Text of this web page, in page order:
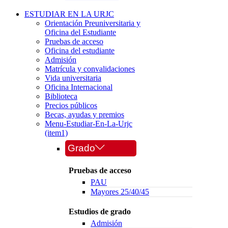
ESTUDIAR EN LA URJC
Orientación Preuniversitaria y
Oficina del Estudiante
Pruebas de acceso
Oficina del estudiante
Admisión
Matrícula y convalidaciones
Vida universitaria
Oficina Internacional
Biblioteca
Precios públicos
Becas, ayudas y premios
Menu-Estudiar-En-La-Urjc
(item1)
Grado
Pruebas de acceso
PAU
Mayores 25/40/45
Estudios de grado
Admisión